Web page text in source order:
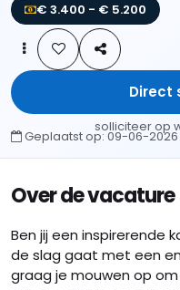
€ 3.400 - € 5.200
Direct
solliciteer op
Geplaatst op:09-06-2026
Over de vacature
Ben jij een inspirerende
de slag gaat met een
graag je mouwen op